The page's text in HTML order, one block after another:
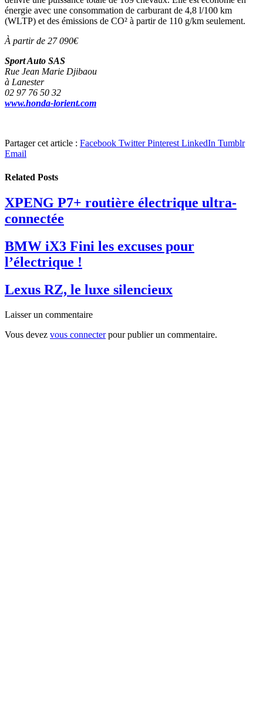
énergie avec une consommation de carburant de 4,8 l/100 km
(WLTP) et des émissions de CO² à partir de 110 g/km seulement.
À partir de 27 090€
Sport Auto SAS
Rue Jean Marie Djibaou
à Lanester
02 97 76 50 32
www.honda-lorient.com
Partager cet article : Facebook Twitter Pinterest LinkedIn Tumblr
Email
Related Posts
XPENG P7+ routière électrique ultra-
connectée
BMW iX3 Fini les excuses pour
l’électrique !
Lexus RZ, le luxe silencieux
Laisser un commentaire
Vous devez vous connecterpour publier un commentaire.